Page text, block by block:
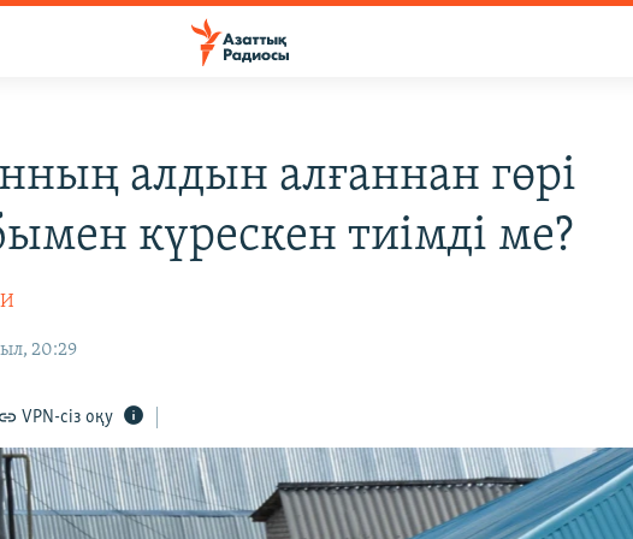
алдын алғаннан гөрі
күрескен тиімді ме?
20:29
VPN-сіз оқу